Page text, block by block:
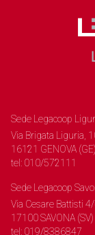
Sede Legacoop
Via Brigata Liguria,
16121 GENOVA (GE)
tel: 010/572111
Sede Legacoop
Via Cesare Battisti
17100 SAVONA (SV)
tel: 019/8386847